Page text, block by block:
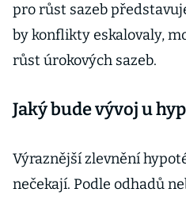
pro růst sazeb
by konflikty eskalovaly,
růst úrokových sazeb.
Jaký bude vývoj u
Výraznější zlevnění
nečekají. Podle odhadů